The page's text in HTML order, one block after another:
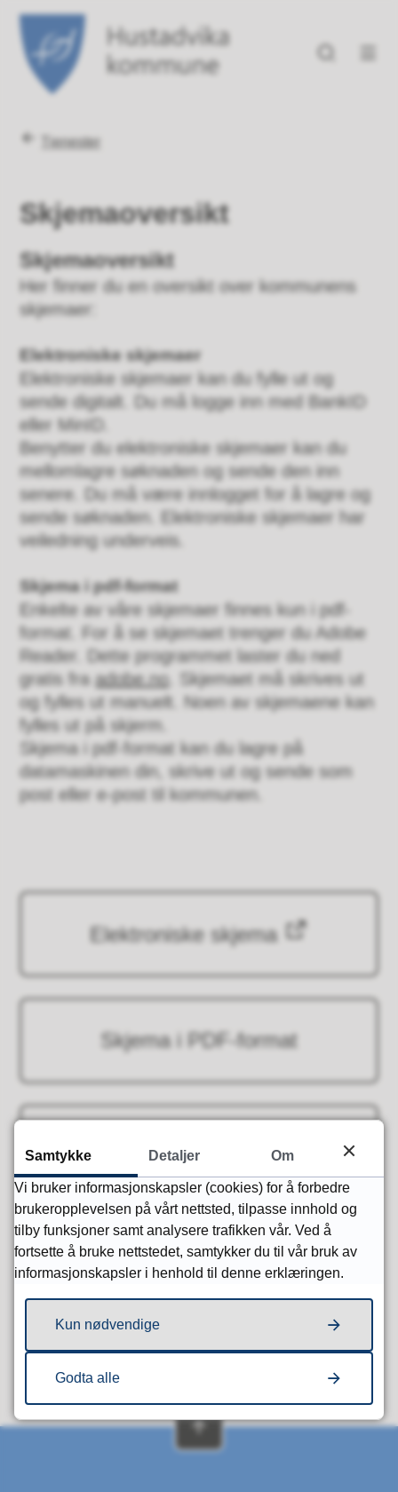
Du er her:
Tjenester
Skjemaoversikt
Skjemaoversikt
Her finner du en oversikt over kommunens
skjemaer:
Elektroniske skjemaer
Elektroniske skjemaer kan du fylle ut og
sende digitalt. Du må logge inn med BankID
eller MinID.
Benytter du elektroniske skjemaer kan du
mellomlagre søknaden og sende den inn
senere. Du må være innlogget for å lagre og
sende søknaden. Elektroniske skjemaer har
veiledning underveis.
Skjema i pdf-format
Enkelte av våre skjemaer finnes kun i pdf-
format. For å se skjemaet trenger du Adobe
Reader. Dette programmet laster du ned
gratis fraadobe.no. Skjemaet må skrives ut
og fylles ut manuelt. Noen av skjemaene kan
fylles ut på skjerm.
Skjema i pdf-format kan du lagre på
datamaskinen din, skrive ut og sende som
post eller e-post til kommunen.
Elektroniske skjema
Skjema i PDF-format
Skjemaoversikt byggesak
Fant du det du lette etter?
Samtykke Detaljer Om
Vi bruker informasjonskapsler (cookies) for å forbedre
brukeropplevelsen på vårt nettsted, tilpasse innhold og
tilby funksjoner samt analysere trafikken vår. Ved å
fortsette å bruke nettstedet, samtykker du til vår bruk av
informasjonskapsler i henhold til denne erklæringen.
Kun nødvendige
Godta alle